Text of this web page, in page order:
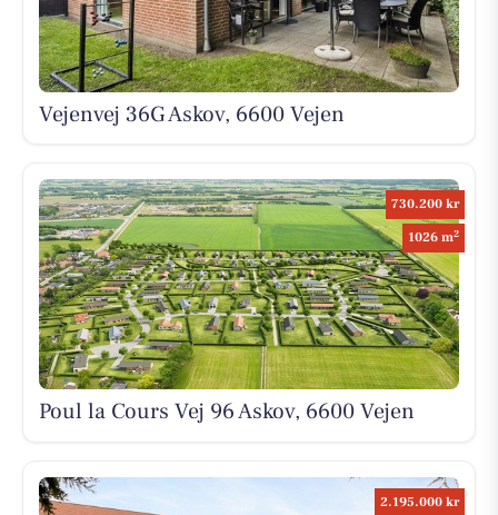
Vejenvej 36G Askov, 6600 Vejen
730.200 kr
1026 m2
Poul la Cours Vej 96 Askov, 6600 Vejen
2.195.000 kr